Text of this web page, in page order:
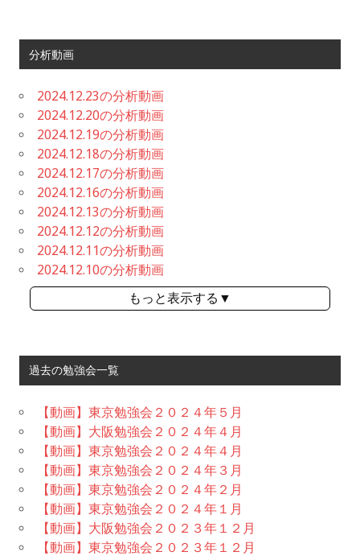
分析動画
2024.12.23の分析動画
2024.12.20の分析動画
2024.12.19の分析動画
2024.12.18の分析動画
2024.12.17の分析動画
2024.12.16の分析動画
2024.12.13の分析動画
2024.12.12の分析動画
2024.12.11の分析動画
2024.12.10の分析動画
もっと表示する▼
過去の勉強会一覧
【動画】東京勉強会２０２４年５月
【動画】大阪勉強会２０２４年４月
【動画】東京勉強会２０２４年４月
【動画】東京勉強会２０２４年３月
【動画】東京勉強会２０２４年２月
【動画】東京勉強会２０２４年１月
【動画】大阪勉強会２０２３年１２月
【動画】東京勉強会２０２３年１２月